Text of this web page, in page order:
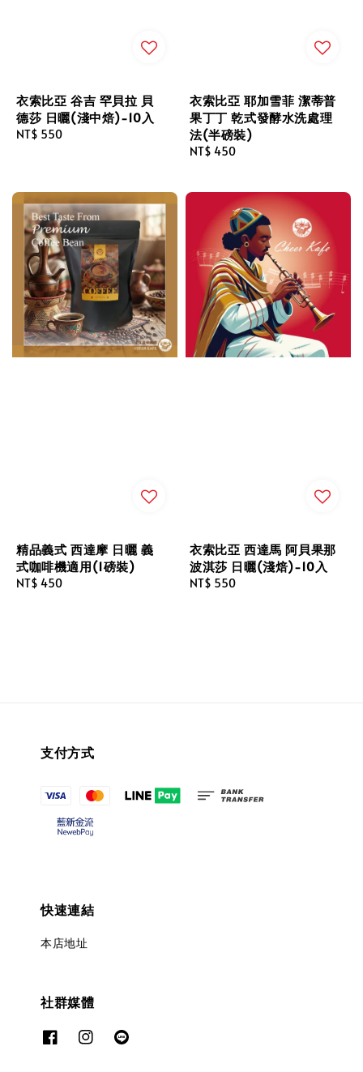
衣索比亞 谷吉 罕貝拉 貝
德莎 日曬(淺中焙)-10入
Regular
NT$ 550
衣索比亞 耶加雪菲 潔蒂普
果丁丁 乾式發酵水洗處理
法(半磅裝)
Regular
NT$ 450
精品義式 西達摩 日曬 義
式咖啡機適用(1磅裝)
Regular
NT$ 450
衣索比亞 西達馬 阿貝果那
波淇莎 日曬(淺焙)-10入
Regular
NT$ 550
支付方式
快速連結
本店地址
社群媒體